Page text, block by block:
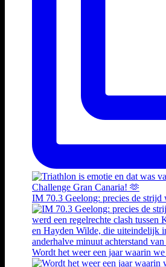
IM 70.3 Geelong: precies de strijd
Wordt het weer een jaar waarin